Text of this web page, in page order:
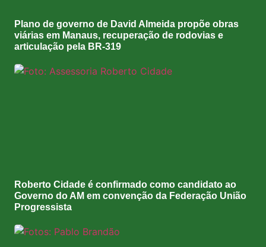
Plano de governo de David Almeida propõe obras
viárias em Manaus, recuperação de rodovias e
articulação pela BR-319
Roberto Cidade é confirmado como candidato ao
Governo do AM em convenção da Federação União
Progressista